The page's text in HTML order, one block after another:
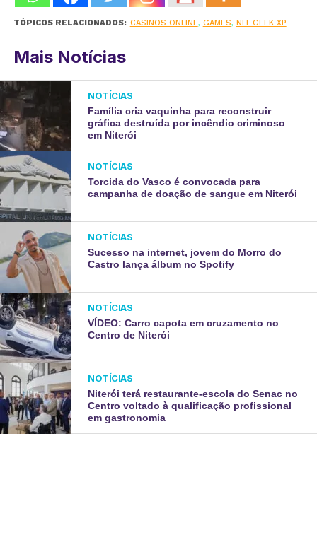
TÓPICOS RELACIONADOS: CASINOS ONLINE, GAMES, NIT GEEK XP
Mais Notícias
NOTÍCIAS
Família cria vaquinha para reconstruir
gráfica destruída por incêndio criminoso
em Niterói
NOTÍCIAS
Torcida do Vasco é convocada para
campanha de doação de sangue em Niterói
NOTÍCIAS
Sucesso na internet, jovem do Morro do
Castro lança álbum no Spotify
NOTÍCIAS
VÍDEO: Carro capota em cruzamento no
Centro de Niterói
NOTÍCIAS
Niterói terá restaurante-escola do Senac no
Centro voltado à qualificação profissional
em gastronomia